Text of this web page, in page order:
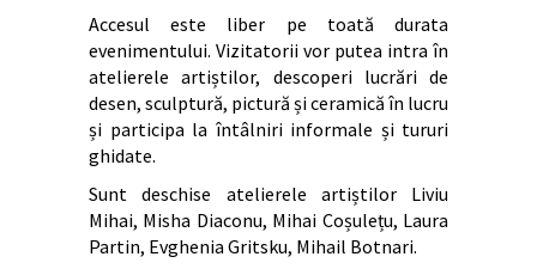
Accesul este liber pe toată durata
evenimentului. Vizitatorii vor putea intra în
atelierele artiștilor, descoperi lucrări de
desen, sculptură, pictură și ceramică în lucru
și participa la întâlniri informale și tururi
ghidate.
Sunt deschise atelierele artiștilor Liviu
Mihai, Misha Diaconu, Mihai Coșulețu, Laura
Partin, Evghenia Gritsku, Mihail Botnari.